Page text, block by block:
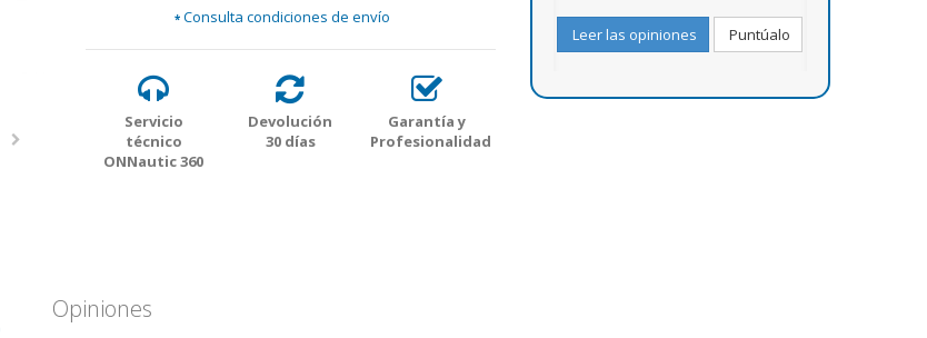
* Consulta condiciones de envío
Servicio
técnico
ONNautic 360
Devolución
30 días
Garantía y
Profesionalidad
Leer las opiniones Puntúalo
Opiniones